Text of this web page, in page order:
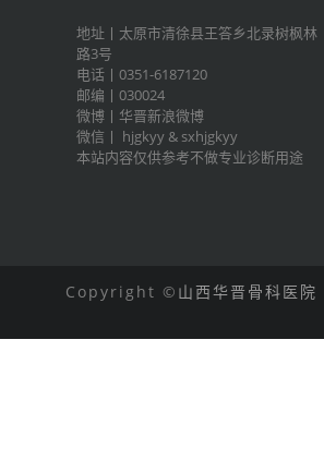
地址丨太原市清徐县王答乡北录树枫林
路3号
电话丨0351-6187120
邮编丨030024
微博丨 华晋新浪微博
微信丨 hjgkyy & sxhjgkyy
本站内容仅供参考不做专业诊断用途
Copyright © 山西华晋骨科医院